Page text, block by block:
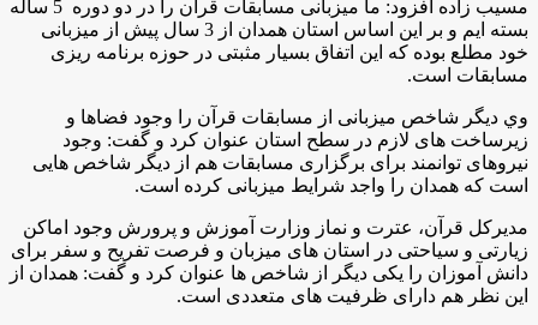
مسيب زاده افزود: ما میزبانی مسابقات قرآن را در دو دوره 5 ساله
بسته ایم و بر این اساس استان همدان از 3 سال پیش از میزبانی
خود مطلع بوده که این اتفاق بسیار مثبتی در حوزه برنامه ریزی
مسابقات است.
وي دیگر شاخص میزبانی از مسابقات قرآن را وجود فضاها و
زیرساخت های لازم در سطح استان عنوان کرد و گفت: وجود
نیروهای توانمند برای برگزاری مسابقات هم از دیگر شاخص هایی
است که همدان را واجد شرایط میزبانی کرده است.
مدیرکل قرآن، عترت و نماز وزارت آموزش و پرورش وجود اماکن
زیارتی و سیاحتی در استان های میزبان و فرصت تفریح و سفر برای
دانش آموزان را یکی دیگر از شاخص ها عنوان کرد و گفت: همدان از
این نظر هم دارای ظرفیت های متعددی است.